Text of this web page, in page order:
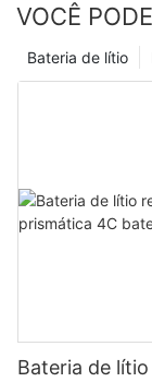
VOCÊ
Bateria de lítio
Bateria de